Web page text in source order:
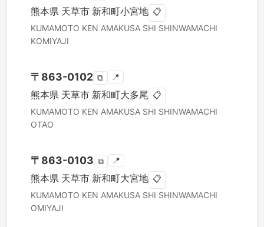
熊本県 天草市 新和町小宮地 📋
KUMAMOTO KEN AMAKUSA SHI SHINWAMACHI
KOMIYAJI
〒 863-0102 ⧉ 📍
熊本県 天草市 新和町大多尾 📋
KUMAMOTO KEN AMAKUSA SHI SHINWAMACHI
OTAO
〒 863-0103 ⧉ 📍
熊本県 天草市 新和町大宮地 📋
KUMAMOTO KEN AMAKUSA SHI SHINWAMACHI
OMIYAJI